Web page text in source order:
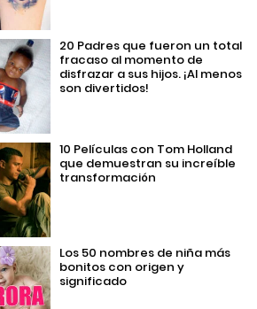
20 Padres que fueron un total
fracaso al momento de
disfrazar a sus hijos. ¡Al menos
son divertidos!
10 Películas con Tom Holland
que demuestran su increíble
transformación
Los 50 nombres de niña más
bonitos con origen y
significado